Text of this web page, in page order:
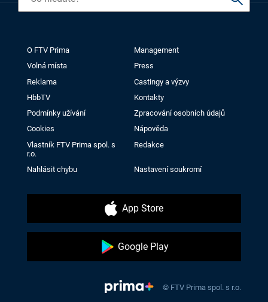
O FTV Prima
Management
Volná místa
Press
Reklama
Castingy a výzvy
HbbTV
Kontakty
Podmínky užívání
Zpracování osobních údajů
Cookies
Nápověda
Vlastník FTV Prima spol. s
r.o.
Redakce
Nahlásit chybu Nastavení soukromí
App Store
Google Play
© FTV Prima spol. s r.o.